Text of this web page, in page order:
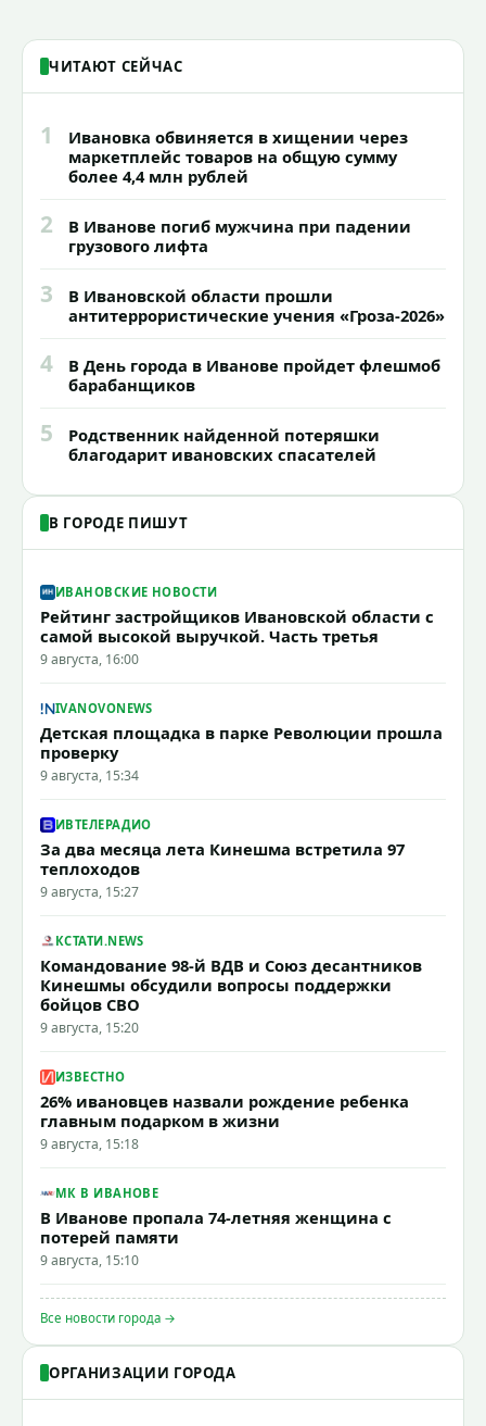
ЧИТАЮТ СЕЙЧАС
1
Ивановка обвиняется в хищении через
маркетплейс товаров на общую сумму
более 4,4 млн рублей
2
В Иванове погиб мужчина при падении
грузового лифта
3
В Ивановской области прошли
антитеррористические учения «Гроза-2026»
4
В День города в Иванове пройдет флешмоб
барабанщиков
5
Родственник найденной потеряшки
благодарит ивановских спасателей
В ГОРОДЕ ПИШУТ
ИВАНОВСКИЕ НОВОСТИ
Рейтинг застройщиков Ивановской области с
самой высокой выручкой. Часть третья
9 августа, 16:00
IVANOVONEWS
Детская площадка в парке Революции прошла
проверку
9 августа, 15:34
ИВТЕЛЕРАДИО
За два месяца лета Кинешма встретила 97
теплоходов
9 августа, 15:27
КСТАТИ.NEWS
Командование 98-й ВДВ и Союз десантников
Кинешмы обсудили вопросы поддержки
бойцов СВО
9 августа, 15:20
ИЗВЕСТНО
26% ивановцев назвали рождение ребенка
главным подарком в жизни
9 августа, 15:18
МК В ИВАНОВЕ
В Иванове пропала 74-летняя женщина с
потерей памяти
9 августа, 15:10
Все новости города →
ОРГАНИЗАЦИИ ГОРОДА